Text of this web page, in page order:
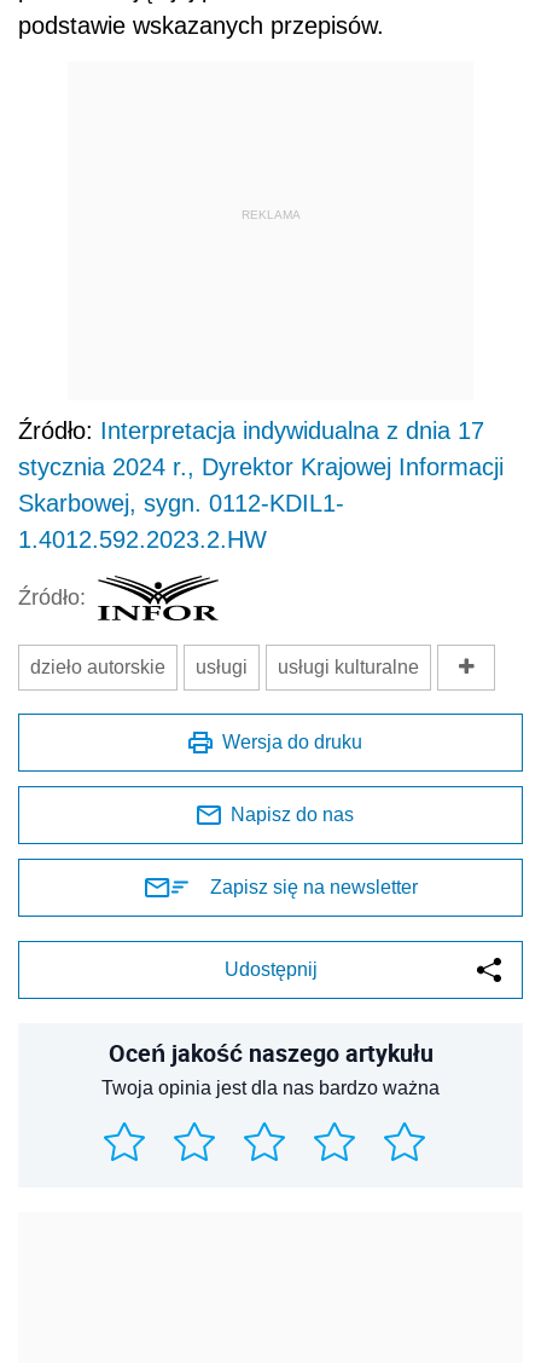
podstawie wskazanych przepisów.
REKLAMA
Źródło: Interpretacja indywidualna z dnia 17
stycznia 2024 r., Dyrektor Krajowej Informacji
Skarbowej, sygn. 0112-KDIL1-
1.4012.592.2023.2.HW
Źródło:
dzieło autorskie usługi usługi kulturalne
Wersja do druku
Napisz do nas
Zapisz się na newsletter
Udostępnij
Oceń jakość naszego artykułu
Twoja opinia jest dla nas bardzo ważna